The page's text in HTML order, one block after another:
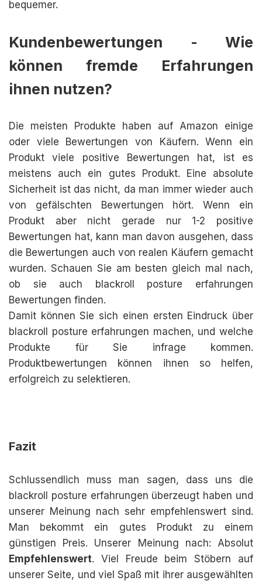
bequemer.
Kundenbewertungen - Wie
können fremde Erfahrungen
ihnen nutzen?
Die meisten Produkte haben auf Amazon einige
oder viele Bewertungen von Käufern. Wenn ein
Produkt viele positive Bewertungen hat, ist es
meistens auch ein gutes Produkt. Eine absolute
Sicherheit ist das nicht, da man immer wieder auch
von gefälschten Bewertungen hört. Wenn ein
Produkt aber nicht gerade nur 1-2 positive
Bewertungen hat, kann man davon ausgehen, dass
die Bewertungen auch von realen Käufern gemacht
wurden. Schauen Sie am besten gleich mal nach,
ob sie auch blackroll posture erfahrungen
Bewertungen finden.
Damit können Sie sich einen ersten Eindruck über
blackroll posture erfahrungen machen, und welche
Produkte für Sie infrage kommen.
Produktbewertungen können ihnen so helfen,
erfolgreich zu selektieren.
Fazit
Schlussendlich muss man sagen, dass uns die
blackroll posture erfahrungen überzeugt haben und
unserer Meinung nach sehr empfehlenswert sind.
Man bekommt ein gutes Produkt zu einem
günstigen Preis. Unserer Meinung nach: Absolut
Empfehlenswert. Viel Freude beim Stöbern auf
unserer Seite, und viel Spaß mit ihrer ausgewählten